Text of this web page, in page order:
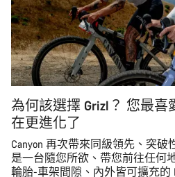
為何該選擇 Grizl？ 您最
在更進化了
Canyon 再次帶來同級領先、突破
是一台隨您所欲、帶您前往任何
輪胎-車架間隙、內外皆可擴充的